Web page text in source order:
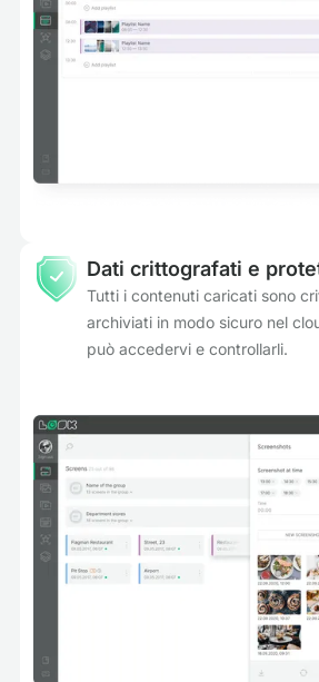
Dati crittografati e
Tutti i contenuti caricati sono
archiviati in modo sicuro nel
può accedervi e controllarli.